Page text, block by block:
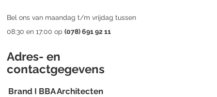
Bel ons van maandag t/m vrijdag tussen
08:30 en 17:00 op (078) 691 92 11
Adres- en
contactgegevens
Brand I BBA Architecten